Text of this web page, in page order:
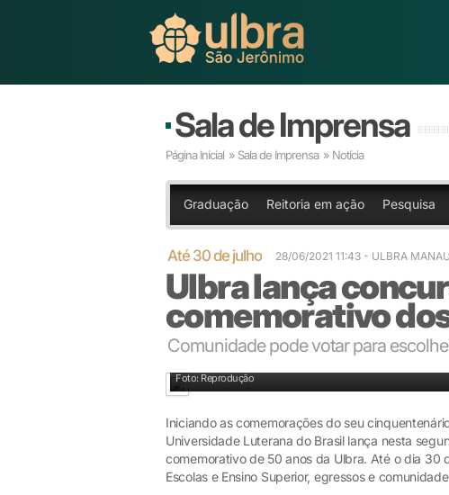
Sala de Imprensa
Página Inicial » Sala de Imprensa » Notícia
Graduação Reitoria em ação Pesquisa
Até 30 de julho 28/06/2021 11:43 - ULBRA
Ulbra lança
comemorativo
Comunidade pode votar para
Foto: Reprodução
Iniciando as comemorações do seu
Universidade Luterana do Brasil lança nesta
comemorativo de 50 anos da Ulbra. Até o dia 30
Escolas e Ensino Superior, egressos e